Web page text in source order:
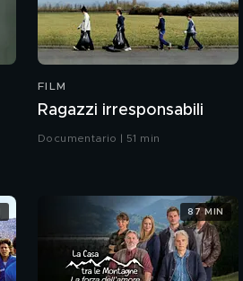
FILM
Ragazzi irresponsabili
Documentario | 51 min
87 MIN